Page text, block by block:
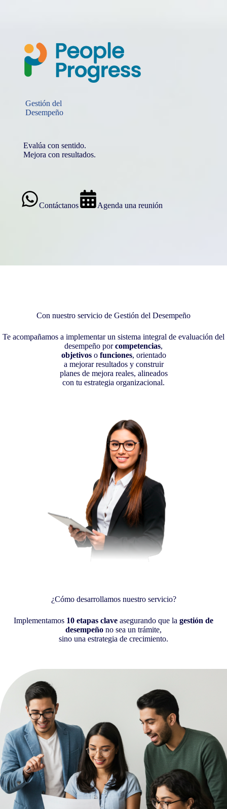
Gestión del
Desempeño
Evalúa con sentido.
Mejora con resultados.
Contáctanos Agenda una reunión
Con nuestro servicio de Gestión del Desempeño
Te acompañamos a implementar un sistema integral de evaluación del
desempeño porcompetencias,
objetivoso funciones, orientado
a mejorar resultados y construir
planes de mejora reales, alineados
con tu estrategia organizacional.
¿Cómo desarrollamos nuestro servicio?
Implementamos 10 etapas clave asegurando que la gestión de
desempeño no sea un trámite,
sino una estrategia de crecimiento.